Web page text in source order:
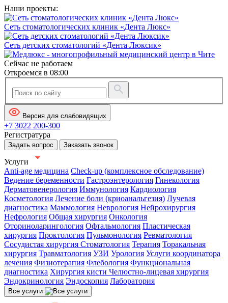
Наши проекты:
Сеть стоматологических клиник «Дента Люкс»
Сеть детских стоматологий «Дента Люксик»
Сейчас не работаем
Откроемся в 08:00
Версия для слабовидящих
+7 3022 200-300
Регистратура
Задать вопрос Заказать звонок
Услуги
Anti-age медицина Check-up (комплексное обследование)
Ведение беременности Гастроэнтерология Гинекология
Дерматовенерология Иммунология Кардиология
Косметология Лечение боли (криоанальгезия) Лучевая
диагностика Маммология Неврология Нейрохирургия
Нефрология Общая хирургия Онкология
Оториноларингология Офтальмология Пластическая
хирургия Проктология Пульмонология Ревматология
Сосудистая хирургия Стоматология Терапия Торакальная
хирургия Травматология УЗИ Урология Услуги координатора
лечения Физиотерапия Флебология Функциональная
диагностика Хирургия кисти Челюстно-лицевая хирургия
Эндокринология Эндоскопия Лаборатория
Все услуги